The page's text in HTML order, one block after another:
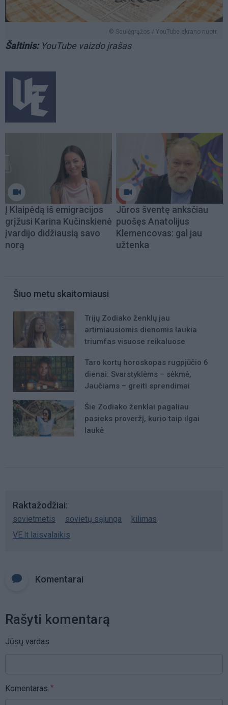
© Saulėgrąžos / YouTube ekrano nuotr.
Šaltinis: YouTube vaizdo įrašas
Į Klaipėdą iš emigracijos
grįžusi Karina Kučinskienė
įvardijo didžiausią savo
norą
Jūros šventę anksčiau
puošęs Anatolijus
Klemencovas: gal jau
užtenka
Šiuo metu skaitomiausi
Trijų Zodiako ženklų jau
artimiausiomis dienomis laukia
triumfas visuose reikaluose
Taro kortų horoskopas rugpjūčio 6
dienai: Svarstyklėms – sėkmė,
Jaučiams – greiti sprendimai
Šie Zodiako ženklai pagaliau
pasieks proveržį, kurio taip ilgai
laukė
Raktažodžiai
sovietmetis sovietų sąjunga
kilimas
VE.lt laisvalaikis
Komentarai
Rašyti komentarą
Jūsų vardas
Komentaras